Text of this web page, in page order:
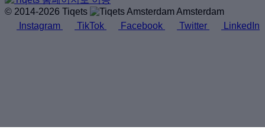
© 2014-2026 Tiqets
Amsterdam
Instagram
TikTok Facebook Twitter LinkedIn